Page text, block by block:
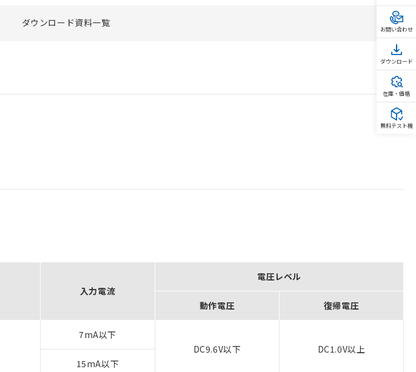
ダウンロード資料一覧
入力電流
電圧レベル
動作電圧 復帰電圧
7mA以下
DC9.6V以下
DC1.0V以上
15mA以下
お問い合わせ
ダウンロード
在庫・価格
無料テスト機